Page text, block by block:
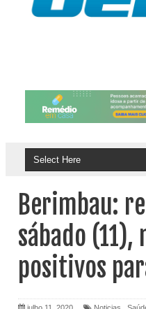
Berimbau:
sábado (11),
positivos